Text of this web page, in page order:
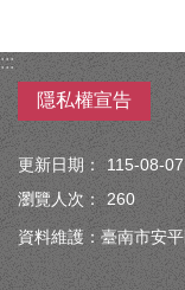
:::
隱私權宣告
更新日期：
115-08-07
瀏覽人次：
260
資料維護：臺南市安